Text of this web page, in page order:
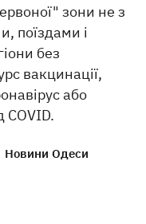
зони не з
поїздами і
без
вакцинації,
або
COVID.
Новини Одеси